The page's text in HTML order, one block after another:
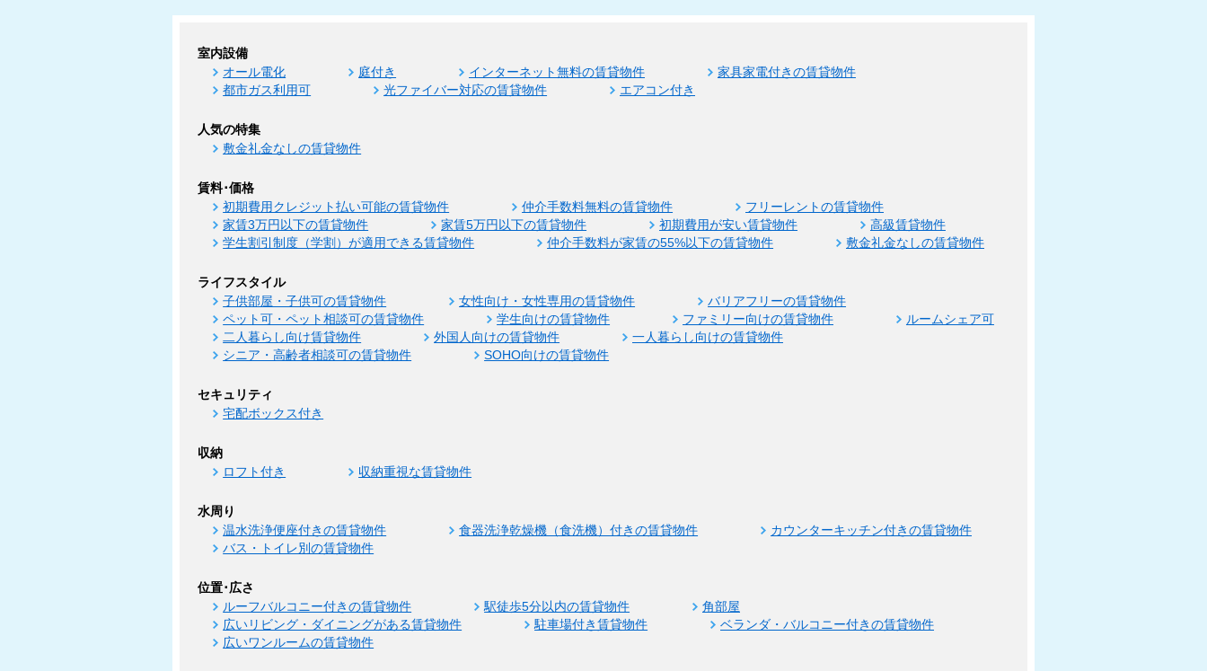
室内設備
オール電化 庭付き インターネット無料の賃貸物件
家具家電付きの賃貸物件
都市ガス利用可
光ファイバー対応の賃貸物件 エアコン付き
人気の特集
敷金礼金なしの賃貸物件
賃料･価格
初期費用クレジット払い可能の賃貸物件 仲介手数料無料の賃貸物件
フリーレントの賃貸物件
家賃3万円以下の賃貸物件
家賃5万円以下の賃貸物件 初期費用が安い賃貸物件
高級賃貸物件
学生割引制度（学割）が適用できる賃貸物件
仲介手数料が家賃の55%以下の賃貸物件 敷金礼金なしの賃貸物件
ライフスタイル
子供部屋・子供可の賃貸物件 女性向け・女性専用の賃貸物件
バリアフリーの賃貸物件
ペット可・ペット相談可の賃貸物件
学生向けの賃貸物件 ファミリー向けの賃貸物件
ルームシェア可
二人暮らし向け賃貸物件
外国人向けの賃貸物件
一人暮らし向けの賃貸物件
シニア・高齢者相談可の賃貸物件
SOHO向けの賃貸物件
セキュリティ
宅配ボックス付き
収納
ロフト付き 収納重視な賃貸物件
水周り
温水洗浄便座付きの賃貸物件 食器洗浄乾燥機（食洗機）付きの賃貸物件
カウンターキッチン付きの賃貸物件
バス・トイレ別の賃貸物件
位置･広さ
ルーフバルコニー付きの賃貸物件 駅徒歩5分以内の賃貸物件
角部屋
広いリビング・ダイニングがある賃貸物件
駐車場付き賃貸物件
ベランダ・バルコニー付きの賃貸物件
広いワンルームの賃貸物件